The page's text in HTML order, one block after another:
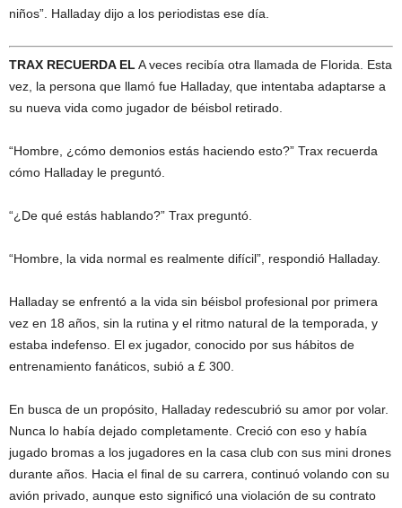
niños”. Halladay dijo a los periodistas ese día.
TRAX RECUERDA EL A veces recibía otra llamada de Florida. Esta
vez, la persona que llamó fue Halladay, que intentaba adaptarse a
su nueva vida como jugador de béisbol retirado.
“Hombre, ¿cómo demonios estás haciendo esto?” Trax recuerda
cómo Halladay le preguntó.
“¿De qué estás hablando?” Trax preguntó.
“Hombre, la vida normal es realmente difícil”, respondió Halladay.
Halladay se enfrentó a la vida sin béisbol profesional por primera
vez en 18 años, sin la rutina y el ritmo natural de la temporada, y
estaba indefenso. El ex jugador, conocido por sus hábitos de
entrenamiento fanáticos, subió a £ 300.
En busca de un propósito, Halladay redescubrió su amor por volar.
Nunca lo había dejado completamente. Creció con eso y había
jugado bromas a los jugadores en la casa club con sus mini drones
durante años. Hacia el final de su carrera, continuó volando con su
avión privado, aunque esto significó una violación de su contrato